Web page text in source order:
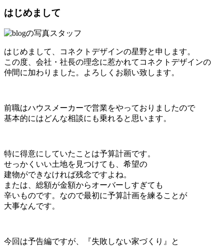
はじめまして
はじめまして、コネクトデザインの星野と申します。
この度、会社・社長の理念に惹かれてコネクトデザインの
仲間に加わりました。よろしくお願い致します。
前職はハウスメーカーで営業をやっておりましたので
基本的にはどんな相談にも乗れると思います。
特に得意にしていたことは予算計画です。
せっかくいい土地を見つけても、希望の
建物ができなければ残念ですよね。
または、総額が金額からオーバーしすぎても
辛いものです。なので最初に予算計画を練ることが
大事なんです。
今回は予告編ですが、『失敗しない家づくり』と